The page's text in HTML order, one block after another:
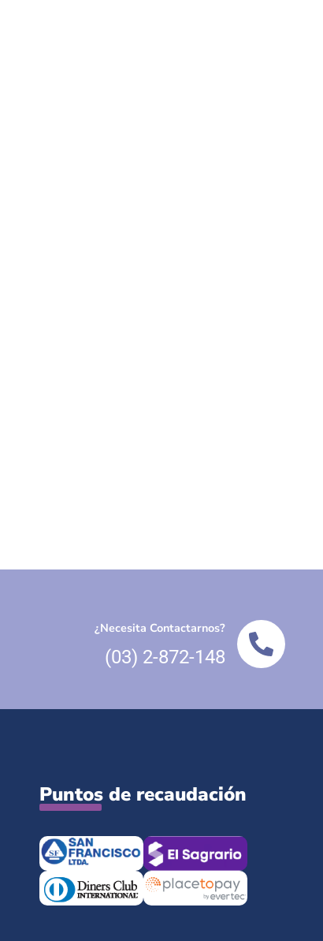
¿Necesita Contactarnos?
(03) 2-872-148
Puntos de recaudación